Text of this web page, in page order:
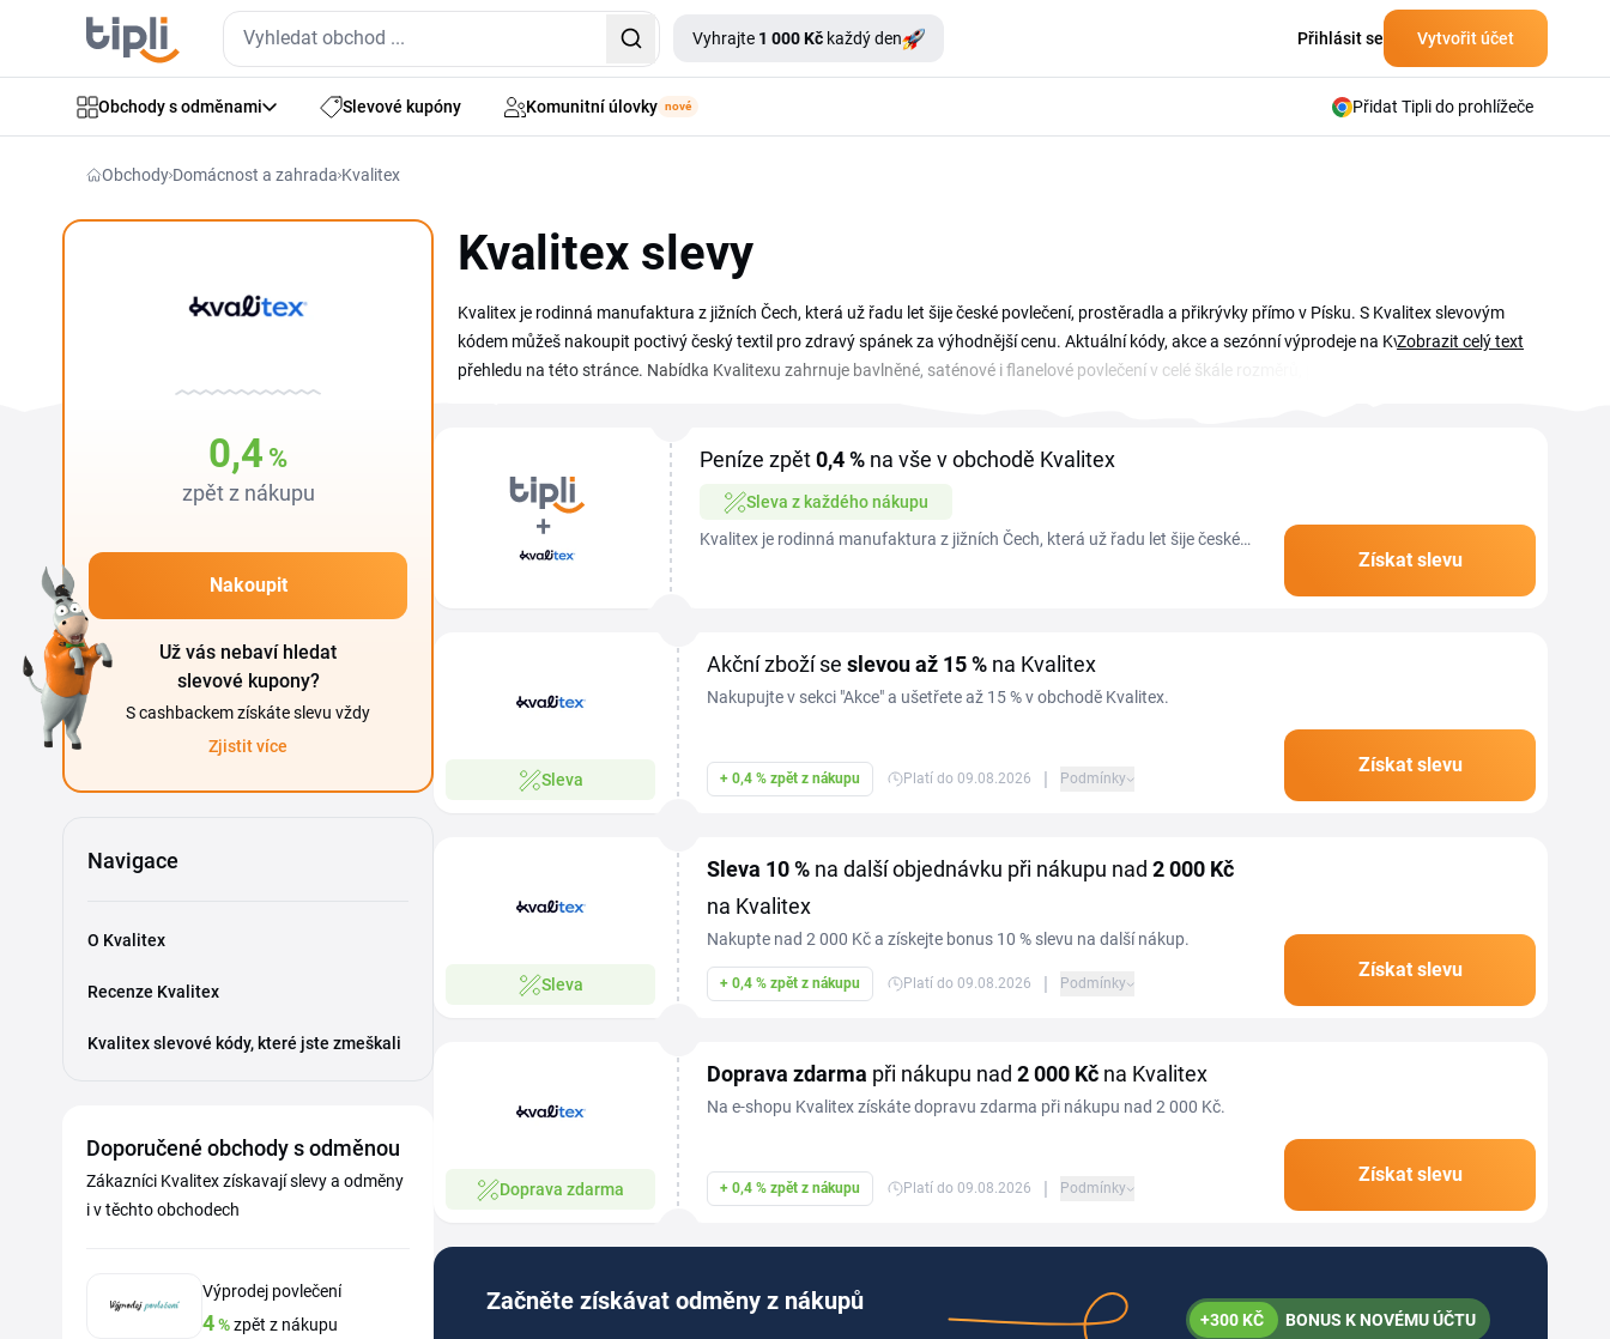
Vyhrajte 1 000 Kč každý den Přihlásit se Vytvořit účet
Obchody s odměnami Slevové kupóny Komunitní úlovky nové Přidat Tipli do prohlížeče
Obchody Domácnost a zahrada Kvalitex
0,4 %
zpět z nákupu
Nakoupit
Už vás nebaví hledat
slevové kupony?
S cashbackem získáte slevu vždy
Zjistit více
Navigace
O Kvalitex
Recenze Kvalitex
Kvalitex slevové kódy, které jste zmeškali
Doporučené obchody s odměnou
Zákazníci Kvalitex získavají slevy a odměny
i v těchto obchodech
Výprodej povlečení
4%zpět z nákupu
Kvalitex slevy
Kvalitex je rodinná manufaktura z jižních Čech, která už řadu let šije české povlečení, prostěradla a přikrývky přímo v Písku. S Kvalitex slevovým
kódem můžeš nakoupit poctivý český textil pro zdravý spánek za výhodnější cenu. Aktuální kódy, akce a sezónní výprodeje na Kvalitex najdeš v
přehledu na této stránce. Nabídka Kvalitexu zahrnuje bavlněné, saténové i flanelové povlečení v celé škále rozměrů, polštáře, přikrývky a dětské
Zobrazit celý text
Peníze zpět0,4 % na vše v obchodě Kvalitex
Sleva z každého nákupu
Kvalitex je rodinná manufaktura z jižních Čech, která už řadu let šije české
Získat slevu
Sleva
Akční zboží se slevouaž 15 % na Kvalitex
Nakupujte v sekci "Akce" a ušetřete až 15 % v obchodě Kvalitex.
+ 0,4 % zpět z nákupu Platí do 09.08.2026 | Podmínky
Získat slevu
Sleva
Sleva 10 % na další objednávku při nákupu nad 2000 Kč
na Kvalitex
Nakupte nad 2 000 Kč a získejte bonus 10 % slevu na další nákup.
+ 0,4 % zpět z nákupu Platí do 09.08.2026 | Podmínky
Získat slevu
Doprava zdarma
Doprava zdarma při nákupu nad 2000 Kč na Kvalitex
Na e-shopu Kvalitex získáte dopravu zdarma při nákupu nad 2 000 Kč.
+ 0,4 % zpět z nákupu Platí do 09.08.2026 | Podmínky
Získat slevu
Začněte získávat odměny z nákupů
+300 KČ BONUS K NOVÉMU ÚČTU